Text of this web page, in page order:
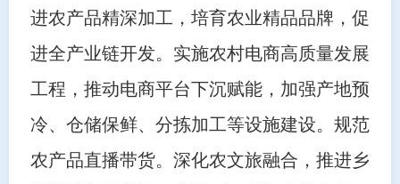
进农产品精深加工，培育农业精品品牌，促
进全产业链开发。实施农村电商高质量发展
工程，推动电商平台下沉赋能，加强产地预
冷、仓储保鲜、分拣加工等设施建设。规范
农产品直播带货。深化农文旅融合，推进乡